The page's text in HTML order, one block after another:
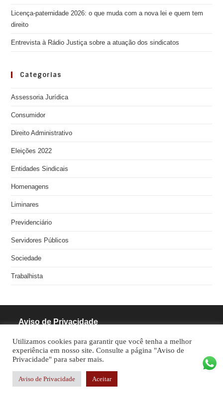
Licença-paternidade 2026: o que muda com a nova lei e quem tem
direito
Entrevista à Rádio Justiça sobre a atuação dos sindicatos
Categorias
Assessoria Jurídica
Consumidor
Direito Administrativo
Eleições 2022
Entidades Sindicais
Homenagens
Liminares
Previdenciário
Servidores Públicos
Sociedade
Trabalhista
Aviso de Privacidade
RODRIGUES PINHEIRO ADVOCACIA S/S
CNPJ: 05.462.770/0001-70
Utilizamos cookies para garantir que você tenha a melhor
experiência em nosso site. Consulte a página "Aviso de
Privacidade" para saber mais.
Aviso de Privacidade Aceitar